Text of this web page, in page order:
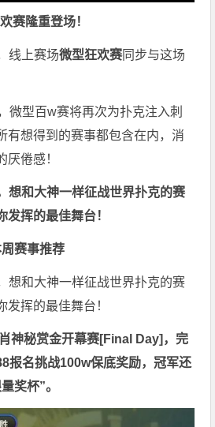
赛隆重登场！
线上赛场微型狂欢赛同步与这场
微型百w赛将再次为扑克注入刺
有想得到的赛事都包含在内，消
厌倦感！
想和大神一样征战世界扑克的赛
发挥的最佳舞台！
赛事推荐
想和大神一样征战世界扑克的赛
发挥的最佳舞台！
神秘赏金开幕赛[Final Day]，完
报名挑战100w保底奖励，冠军还
奖杯”。